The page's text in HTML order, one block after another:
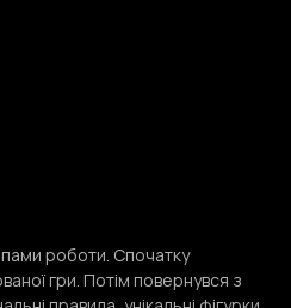
роботи. Спочатку
гри. Потім повернувся з